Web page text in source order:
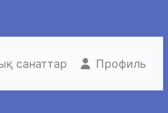
санаттар Профиль